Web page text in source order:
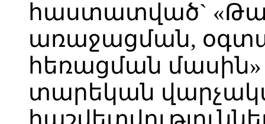
հաստատված`
առաջացման,
հեռացման
տարեկան